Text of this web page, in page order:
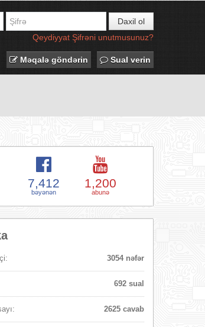
Daxil ol
Qeydiyyat Şifrəni unutmusunuz?
Məqalə göndərin Sual verin
7,412
bəyənən
1,200
abunə
3054 nəfər
692 sual
2625 cavab